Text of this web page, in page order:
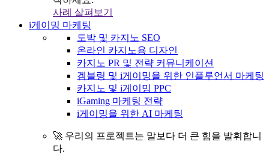
사례 살펴보기
i게이밍 마케팅
도박 및 카지노 SEO
온라인 카지노용 디자인
카지노 PR 및 전략 커뮤니케이션
겜블링 및 i게이밍을 위한 인플루언서 마케팅
카지노 및 i게이밍 PPC
iGaming 마케팅 전략
i게이밍을 위한 AI 마케팅
🚀 우리의 프로젝트는 말보다 더 큰 힘을 발휘합니
다.